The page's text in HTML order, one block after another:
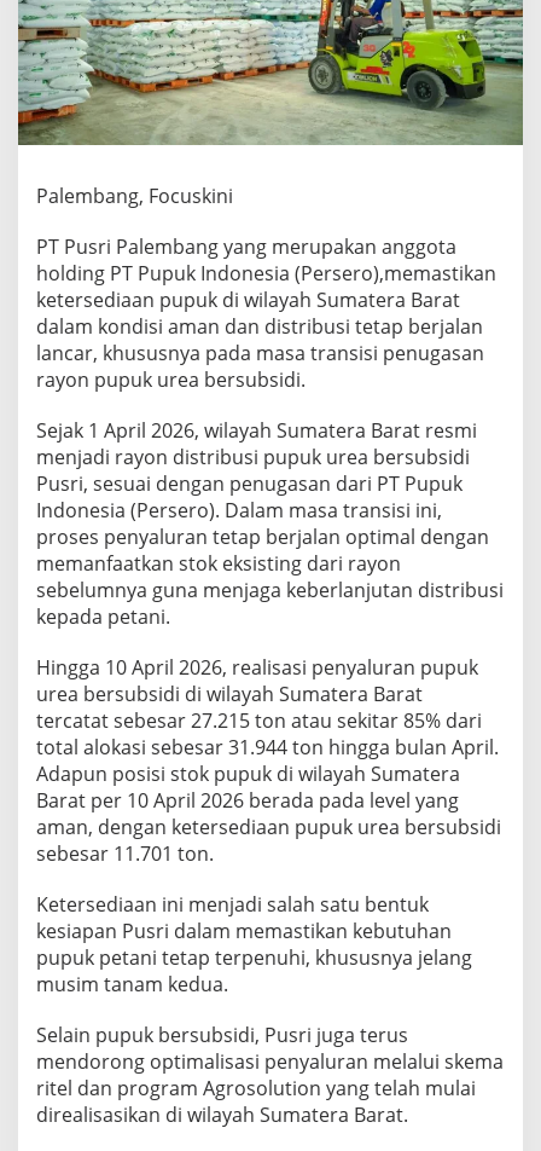
d
i
a
a
n
P
u
k
i
S
u
a
t
e
a
a
r
a
t
Palembang, Focuskini
PT Pusri Palembang yang merupakan anggota
holding PT Pupuk Indonesia (Persero),memastikan
ketersediaan pupuk di wilayah Sumatera Barat
dalam kondisi aman dan distribusi tetap berjalan
lancar, khususnya pada masa transisi penugasan
rayon pupuk urea bersubsidi.
Sejak 1 April 2026, wilayah Sumatera Barat resmi
menjadi rayon distribusi pupuk urea bersubsidi
Pusri, sesuai dengan penugasan dari PT Pupuk
Indonesia (Persero). Dalam masa transisi ini,
proses penyaluran tetap berjalan optimal dengan
memanfaatkan stok eksisting dari rayon
sebelumnya guna menjaga keberlanjutan distribusi
kepada petani.
Hingga 10 April 2026, realisasi penyaluran pupuk
urea bersubsidi di wilayah Sumatera Barat
tercatat sebesar 27.215 ton atau sekitar 85% dari
total alokasi sebesar 31.944 ton hingga bulan April.
Adapun posisi stok pupuk di wilayah Sumatera
Barat per 10 April 2026 berada pada level yang
aman, dengan ketersediaan pupuk urea bersubsidi
sebesar 11.701 ton.
Ketersediaan ini menjadi salah satu bentuk
kesiapan Pusri dalam memastikan kebutuhan
pupuk petani tetap terpenuhi, khususnya jelang
musim tanam kedua.
Selain pupuk bersubsidi, Pusri juga terus
mendorong optimalisasi penyaluran melalui skema
ritel dan program Agrosolution yang telah mulai
direalisasikan di wilayah Sumatera Barat.